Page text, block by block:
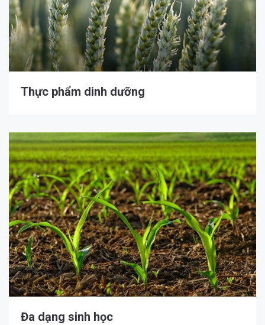
Thực phẩm dinh dưỡng
Đa dạng sinh học